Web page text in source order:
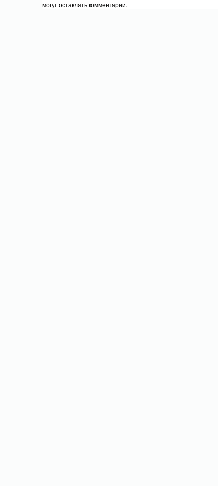
могут оставлять комментарии.